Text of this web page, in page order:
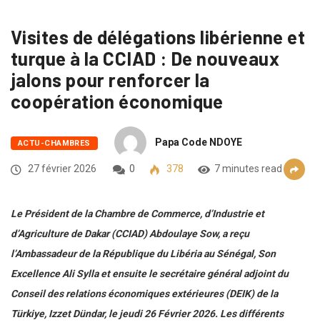
Visites de délégations libérienne et
turque à la CCIAD : De nouveaux
jalons pour renforcer la
coopération économique
ACTU-CHAMBRES Papa Code NDOYE
27 février 2026 0 378 7 minutes read
Le Président de la Chambre de Commerce, d’Industrie et
d’Agriculture de Dakar (CCIAD) Abdoulaye Sow, a reçu
l’Ambassadeur de la République du Libéria au Sénégal, Son
Excellence Ali Sylla et ensuite le secrétaire général adjoint du
Conseil des relations économiques extérieures (DEIK) de la
Türkiye, Izzet Dündar, le jeudi 26 Février 2026. Les différents